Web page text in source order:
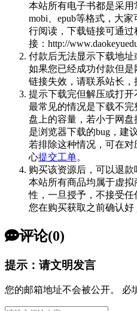
本站所有电子书都是采用
mobi、epub等格式，大
行阅读，下载链接可通
接：http://
付款后无法显示下载地址
如果您已经成功付款但
链接失效，请联系站长
提示下载完但解压或打开
最常见的情况是下载不
盘上的容量，若小于网
是浏览器下载的bug，建
若排除这种情况，可在
心提交工单。
购买该资源后，可以退款
本站所有商品均属于虚
性，一旦授予，不接受
您在购买获取之前确认
评论(0)
提示：请文明发言
您的邮箱地址不会被公开。 必